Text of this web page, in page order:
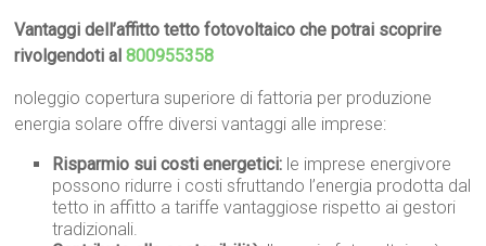
Vantaggi dell’affitto tetto fotovoltaico che potrai scoprire
rivolgendoti al800955358
noleggio copertura superiore di fattoria per produzione
energia solare offre diversi vantaggi alle imprese:
Risparmio sui costi energetici: le imprese energivore
possono ridurre i costi sfruttando l’energia prodotta dal
tetto in affitto a tariffe vantaggiose rispetto ai gestori
tradizionali.